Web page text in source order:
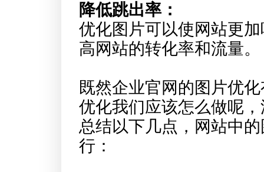
降低跳出率：
优化图片可以使网站更
高网站的转化率和流量。
既然企业官网的图片优
优化我们应该怎么做呢
总结以下几点，网站中
行：